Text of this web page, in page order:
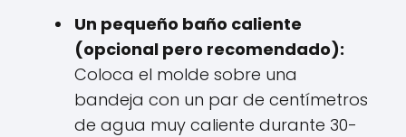
Un pequeño baño caliente
(opcional pero recomendado):
Coloca el molde sobre una
bandeja con un par de centímetros
de agua muy caliente durante 30-